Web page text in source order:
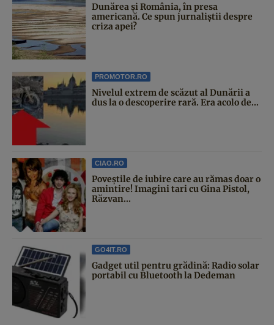
Dunărea și România, în presa
americană. Ce spun jurnaliștii despre
criza apei?
PROMOTOR.RO
Nivelul extrem de scăzut al Dunării a
dus la o descoperire rară. Era acolo de...
CIAO.RO
Poveştile de iubire care au rămas doar o
amintire! Imagini tari cu Gina Pistol,
Răzvan...
GO4IT.RO
Gadget util pentru grădină: Radio solar
portabil cu Bluetooth la Dedeman